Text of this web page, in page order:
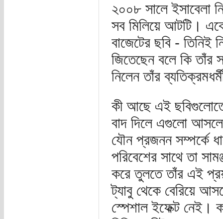
২০০৮ সালে ইসাবেলা
সব মিলিয়ে আটটি।
বাজেটের ছবি - তিনিই
জিতেছেন বলে কি তাঁর
নিলেন তাঁর
কী আছে এই
বাদ দিলে এগুলো
যৌন প্রজনন সম্পর্কে
পরিবেশের সাথে তা
করে তুলতে তাঁর এই
ট্যাবু থেকে বেরিয়ে
স্পেশাল ইফেক্ট নেই।